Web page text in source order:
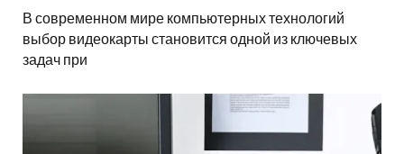
В современном мире компьютерных технологий
выбор видеокарты становится одной из ключевых
задач при